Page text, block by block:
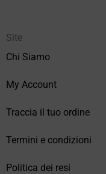
Site
Chi Siamo
My Account
Traccia il tuo ordine
Termini e condizioni
Politica dei resi